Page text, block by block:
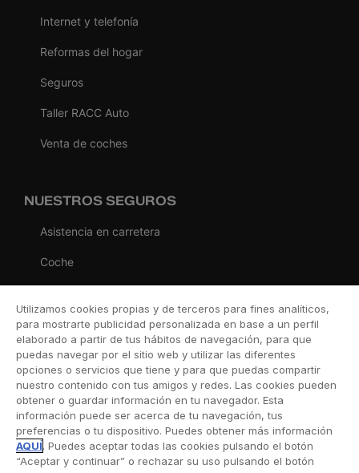
Internet y telefonía
Reformas del hogar
Seguros
Taller RACC Auto
Venta de coches
NUESTROS SEGUROS
Asistencia en carretera
Coche
Viaje
Hogar
Vida
Decesos
Dental
Utilizamos cookies propias y de terceros para fines analíticos,
para mostrarte publicidad personalizada en base a un perfil
elaborado a partir de tus hábitos de navegación, para que
puedas navegar por el sitio web y utilizar las diferentes
opciones o servicios que tiene y para que puedas compartir
nuestro contenido con tus amigos y redes. Las cookies pueden
obtener o guardar información en tu navegador. Esta
información puede ser acerca de tu navegación, tus
preferencias o tu dispositivo. Puedes obtener más información
AQUÍ. Puedes aceptar todas las cookies pulsando el botón
“Aceptar y continuar” o rechazar su uso pulsando el botón